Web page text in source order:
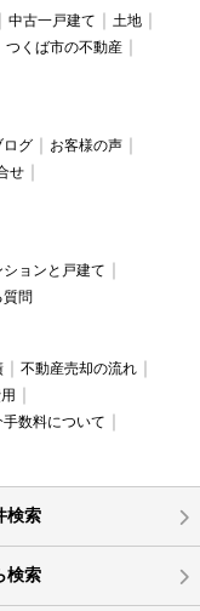
中古一戸建て
土地
つくば市の不動産
ログ
お客様の声
せ
ションと戸建て
質問
不動産売却の流れ
手数料について
検索
検索